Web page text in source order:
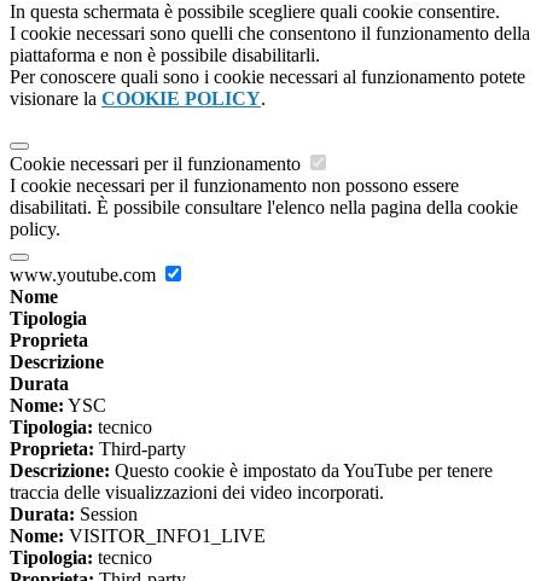
In questa schermata è possibile scegliere quali cookie consentire.
I cookie necessari sono quelli che consentono il funzionamento della
piattaforma e non è possibile disabilitarli.
Per conoscere quali sono i cookie necessari al funzionamento potete
visionare la COOKIE POLICY.
Cookie necessari per il funzionamento
I cookie necessari per il funzionamento non possono essere
disabilitati. È possibile consultare l'elenco nella pagina della cookie
policy.
www.youtube.com
Nome
Tipologia
Proprieta
Descrizione
Durata
Nome: YSC
Tipologia: tecnico
Proprieta: Third-party
Descrizione: Questo cookie è impostato da YouTube per tenere
traccia delle visualizzazioni dei video incorporati.
Durata: Session
Nome: VISITOR_INFO1_LIVE
Tipologia: tecnico